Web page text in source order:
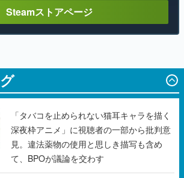
Steamストアページ
「タバコを止められない猫耳キャラを描く
深夜枠アニメ」に視聴者の一部から批判意
見。違法薬物の使用と思しき描写も含め
て、BPOが議論を交わす